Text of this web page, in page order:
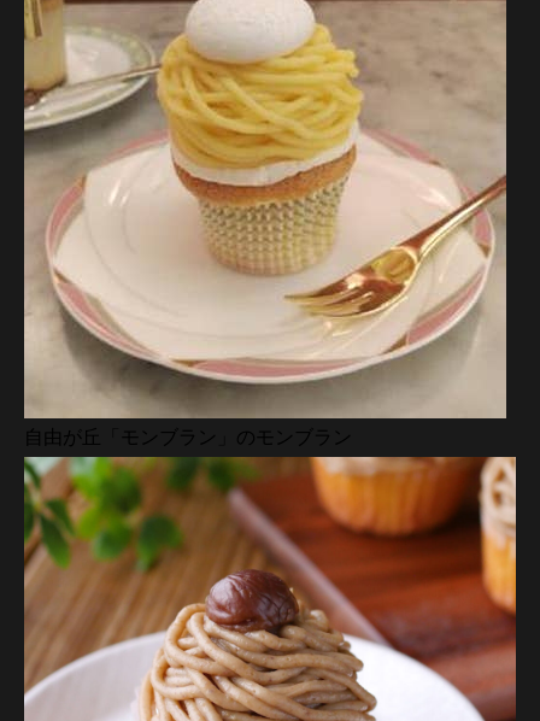
自由が丘「モンブラン」のモンブラン